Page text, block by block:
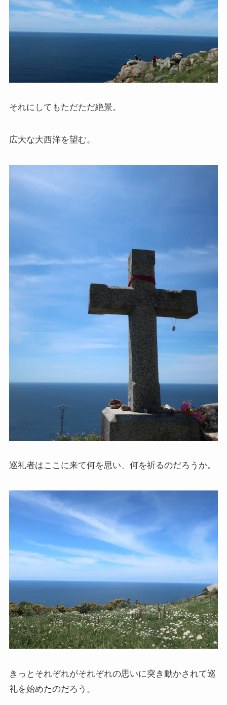
それにしてもただただ絶景。
広大な大西洋を望む。
巡礼者はここに来て何を思い、何を祈るのだろうか。
きっとそれぞれがそれぞれの思いに突き動かされて巡
礼を始めたのだろう。